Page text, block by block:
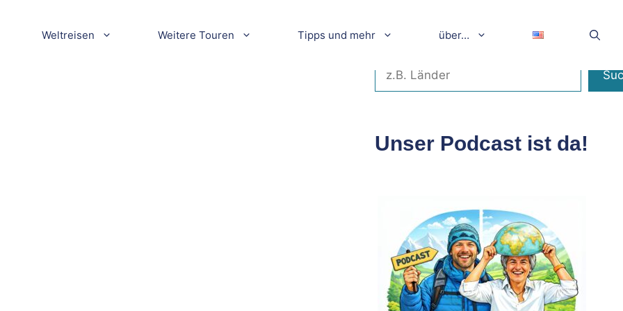
Weltreisen Weitere Touren Tipps und mehr über…
Unser Podcast ist da!